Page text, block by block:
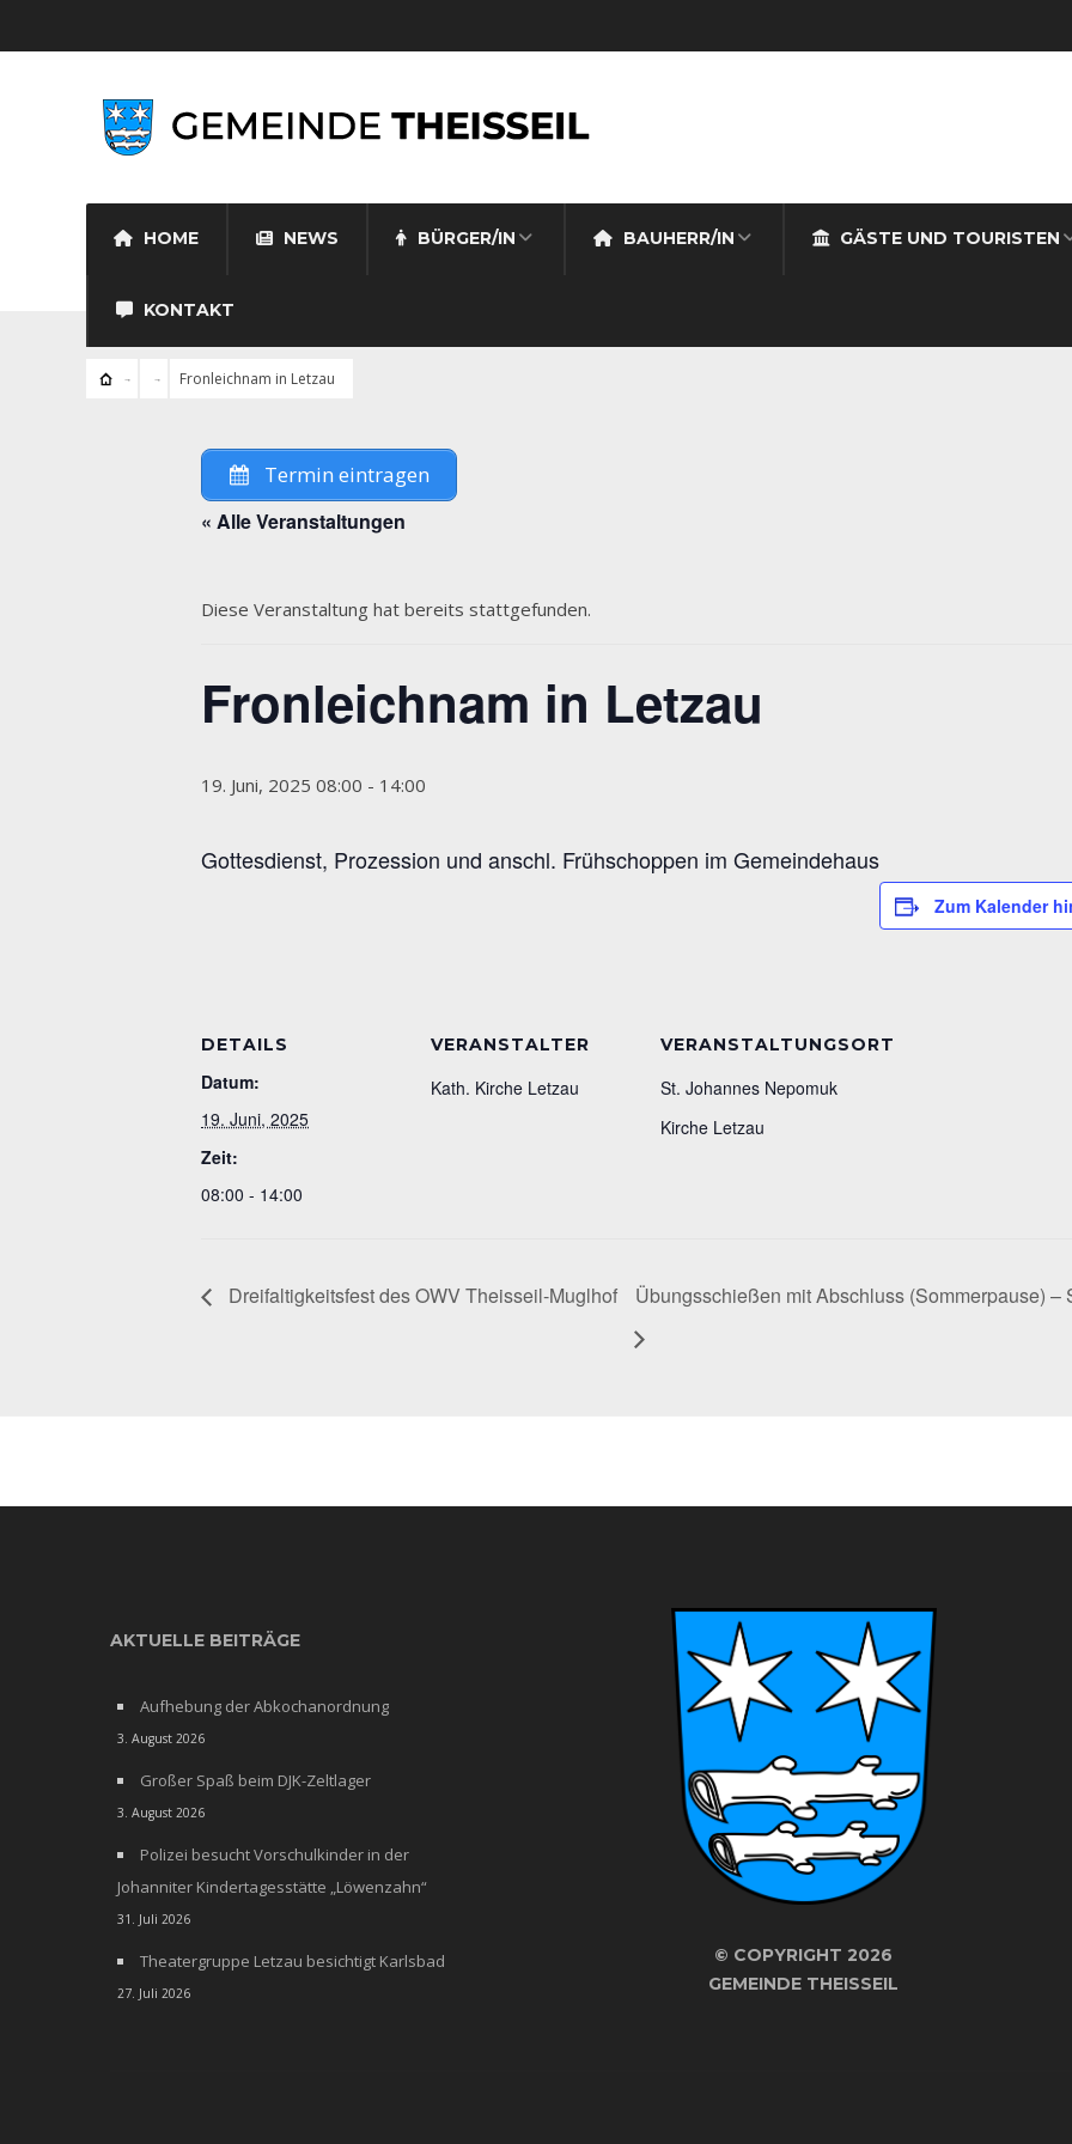
HOME NEWS BÜRGER/IN BAUHERR/IN GÄSTE UND TOURISTEN
KONTAKT
Fronleichnam in Letzau
Termin eintragen
« Alle Veranstaltungen
Diese Veranstaltung hat bereits stattgefunden.
Fronleichnam in Letzau
19. Juni, 2025 08:00 - 14:00
Gottesdienst, Prozession und anschl. Frühschoppen im Gemeindehaus
Zum Kalender
DETAILS
Datum:
19. Juni, 2025
Zeit:
08:00 - 14:00
VERANSTALTER
Kath. Kirche Letzau
VERANSTALTUNGSORT
St. Johannes Nepomuk
Kirche Letzau
Dreifaltigkeitsfest des OWV Theisseil-Muglhof Übungsschießen mit Abschluss (Sommerpause)
AKTUELLE BEITRÄGE
Aufhebung der Abkochanordnung
3. August 2026
Großer Spaß beim DJK-Zeltlager
3. August 2026
Polizei besucht Vorschulkinder in der
Johanniter Kindertagesstätte „Löwenzahn“
31. Juli 2026
Theatergruppe Letzau besichtigt Karlsbad
27. Juli 2026
© COPYRIGHT 2026
GEMEINDE THEISSEIL